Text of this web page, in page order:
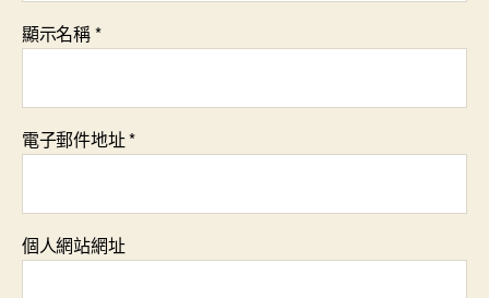
顯示名稱*
電子郵件地址*
個人網站網址